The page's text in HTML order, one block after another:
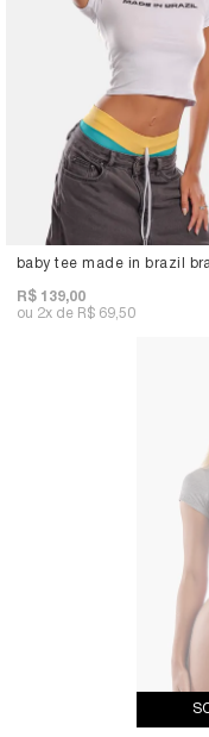
baby tee made in brazil
R$ 139,00
2x R$ 69,50